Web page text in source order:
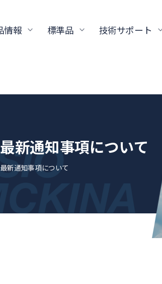
情報 標準品 技術サポート
新通知事項について
新通知事項について